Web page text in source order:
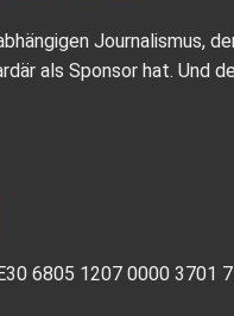
Journalismus,
als Sponsor hat. Und
6805 1207 0000 3701